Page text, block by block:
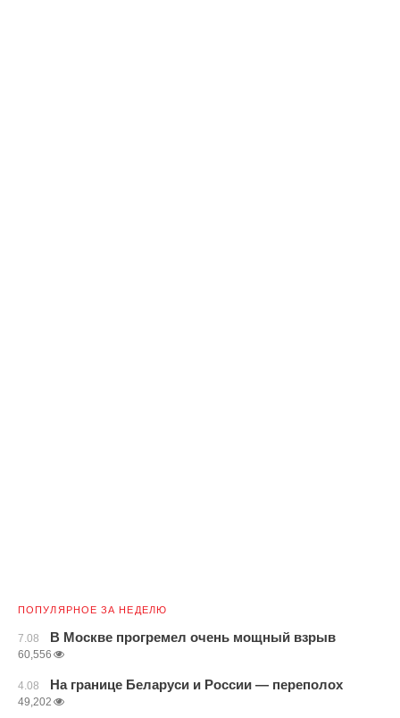
ПОПУЛЯРНОЕ ЗА НЕДЕЛЮ
7.08 В Москве прогремел очень мощный взрыв
60,556
4.08 На границе Беларуси и России — переполох
49,202